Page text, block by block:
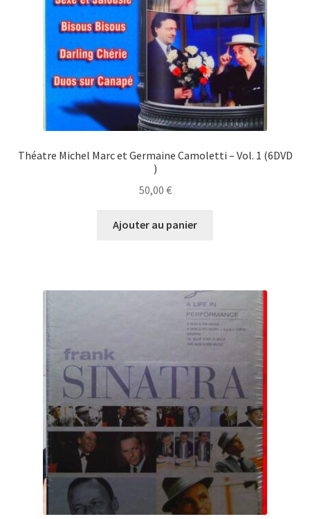
Théatre Michel Marc et Germaine Camoletti – Vol. 1 (6DVD
)
50,00 €
Ajouter au panier